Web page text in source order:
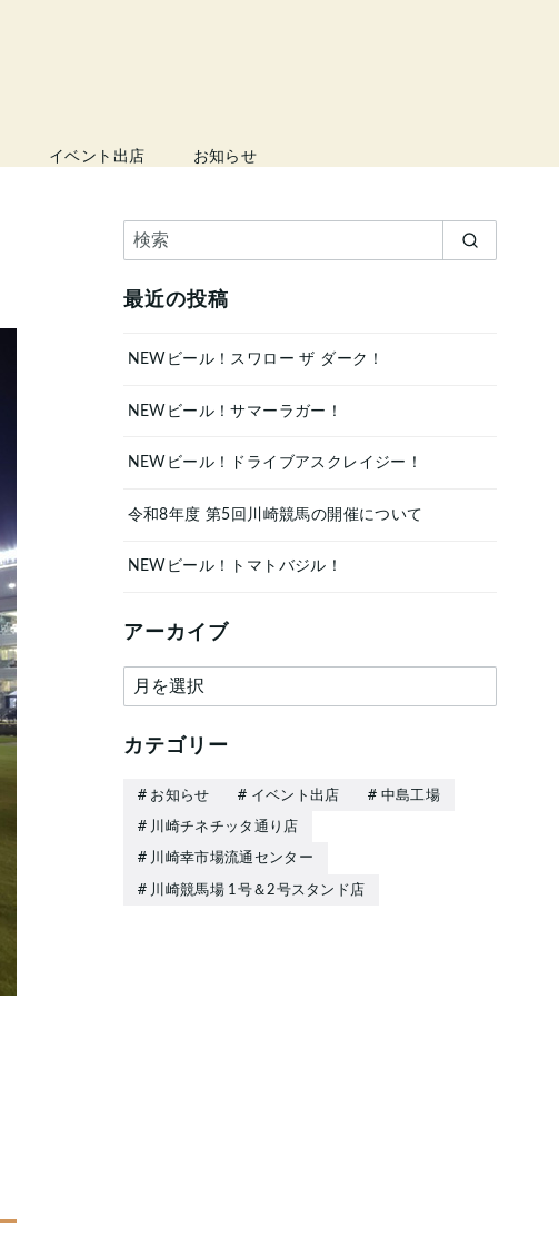
イベント出店 お知らせ
最近の投稿
NEWビール！スワロー ザ ダーク！
NEWビール！サマーラガー！
NEWビール！ドライブアスクレイジー！
令和8年度 第5回川崎競馬の開催について
NEWビール！トマトバジル！
アーカイブ
ア
ー
カ
ブ
カテゴリー
お知らせ イベント出店 中島工場
川崎チネチッタ通り店
川崎幸市場流通センター
川崎競馬場 1号＆2号スタンド店